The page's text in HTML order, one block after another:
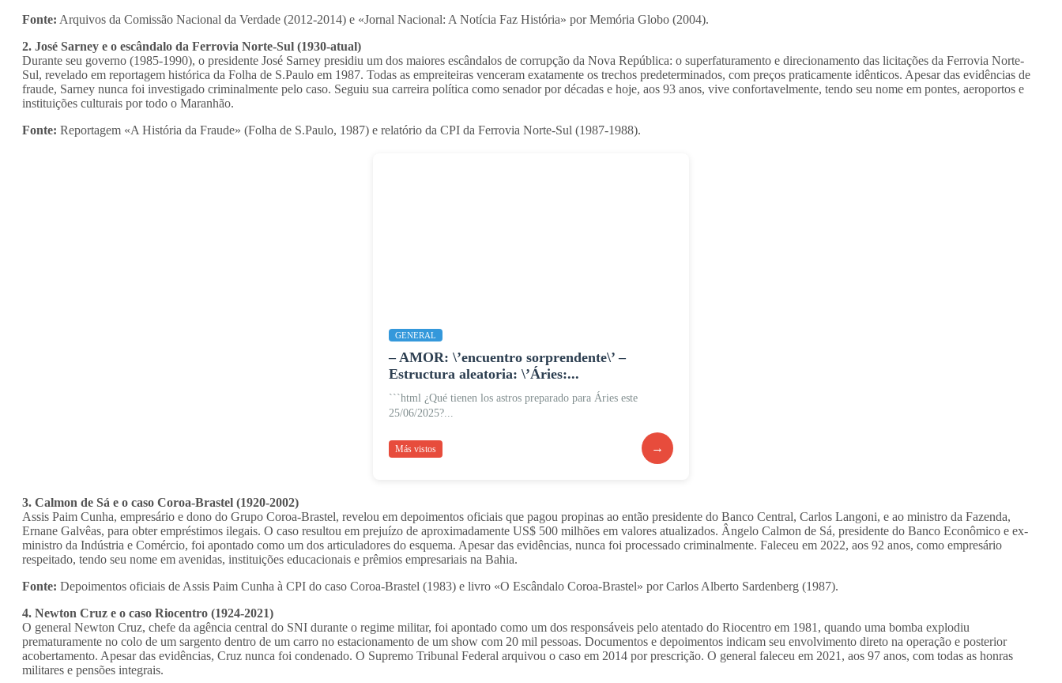
Fonte: Arquivos da Comissão Nacional da Verdade (2012-2014) e «Jornal Nacional: A Notícia Faz História» por Memória Globo (2004).
2. José Sarney e o escândalo da Ferrovia Norte-Sul (1930-atual)
Durante seu governo (1985-1990), o presidente José Sarney presidiu um dos maiores escândalos de corrupção da Nova República: o superfaturamento e direcionamento das licitações da Ferrovia Norte-
Sul, revelado em reportagem histórica da Folha de S.Paulo em 1987. Todas as empreiteiras venceram exatamente os trechos predeterminados, com preços praticamente idênticos. Apesar das evidências de
fraude, Sarney nunca foi investigado criminalmente pelo caso. Seguiu sua carreira política como senador por décadas e hoje, aos 93 anos, vive confortavelmente, tendo seu nome em pontes, aeroportos e
instituições culturais por todo o Maranhão.
Fonte: Reportagem «A História da Fraude» (Folha de S.Paulo, 1987) e relatório da CPI da Ferrovia Norte-Sul (1987-1988).
GENERAL
– AMOR: \’encuentro sorprendente\’ –
Estructura aleatoria: \’Áries:...
```html ¿Qué tienen los astros preparado para Áries este
25/06/2025?...
Más vistos →
3. Calmon de Sá e o caso Coroa-Brastel (1920-2002)
Assis Paim Cunha, empresário e dono do Grupo Coroa-Brastel, revelou em depoimentos oficiais que pagou propinas ao então presidente do Banco Central, Carlos Langoni, e ao ministro da Fazenda,
Ernane Galvêas, para obter empréstimos ilegais. O caso resultou em prejuízo de aproximadamente US$ 500 milhões em valores atualizados. Ângelo Calmon de Sá, presidente do Banco Econômico e ex-
ministro da Indústria e Comércio, foi apontado como um dos articuladores do esquema. Apesar das evidências, nunca foi processado criminalmente. Faleceu em 2022, aos 92 anos, como empresário
respeitado, tendo seu nome em avenidas, instituições educacionais e prêmios empresariais na Bahia.
Fonte: Depoimentos oficiais de Assis Paim Cunha à CPI do caso Coroa-Brastel (1983) e livro «O Escândalo Coroa-Brastel» por Carlos Alberto Sardenberg (1987).
4. Newton Cruz e o caso Riocentro (1924-2021)
O general Newton Cruz, chefe da agência central do SNI durante o regime militar, foi apontado como um dos responsáveis pelo atentado do Riocentro em 1981, quando uma bomba explodiu
prematuramente no colo de um sargento dentro de um carro no estacionamento de um show com 20 mil pessoas. Documentos e depoimentos indicam seu envolvimento direto na operação e posterior
acobertamento. Apesar das evidências, Cruz nunca foi condenado. O Supremo Tribunal Federal arquivou o caso em 2014 por prescrição. O general faleceu em 2021, aos 97 anos, com todas as honras
militares e pensões integrais.